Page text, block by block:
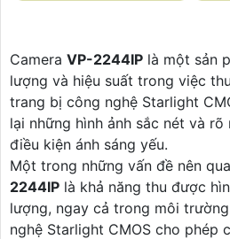
Camera VP-2244IP là một sản
lượng và hiệu suất trong việc
trang bị công nghệ Starlight
lại những hình ảnh sắc nét và
điều kiện ánh sáng yếu.
Một trong những vấn đề nên
2244IP là khả năng thu được
lượng, ngay cả trong môi
nghệ Starlight CMOS cho phép